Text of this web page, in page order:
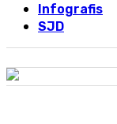
Infografis
SJD